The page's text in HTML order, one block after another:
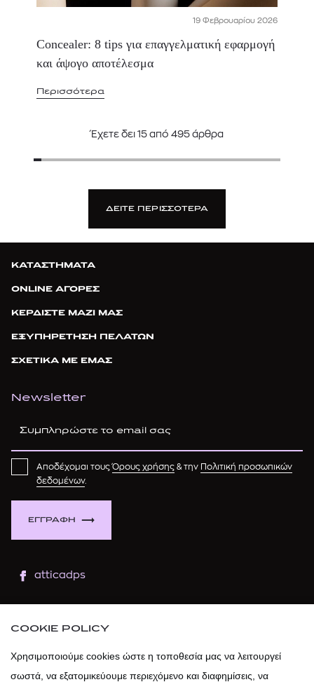
19 Φεβρουαρίου 2026
Concealer: 8 tips για επαγγελματική εφαρμογή
και άψογο αποτέλεσμα
Περισσότερα
Έχετε δει 15από 495άρθρα
ΔΕΙΤΕ ΠΕΡΙΣΣΟΤΕΡΑ
ΚΑΤΑΣΤΗΜΑΤΑ
ONLINE ΑΓΟΡΕΣ
ΚΕΡΔΙΣΤΕ ΜΑΖΙ ΜΑΣ
ΕΞΥΠΗΡΕΤΗΣΗ ΠΕΛΑΤΩΝ
ΣΧΕΤΙΚΑ ΜΕ ΕΜΑΣ
Newsletter
ΕΓΓΡΑΦΗ
Αποδέχομαι τουςΌρους χρήσης & την Πολιτική προσωπικών
δεδομένων.
atticadps
atticadps
COOKIE POLICY
Χρησιμοποιούμε cookies ώστε η τοποθεσία μας να λειτουργεί
σωστά, να εξατομικεύουμε περιεχόμενο και διαφημίσεις, να